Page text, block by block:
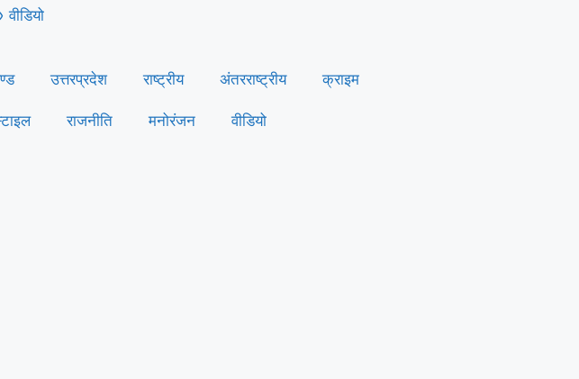
वीडियो
उत्तरप्रदेश राष्ट्रीय अंतरराष्ट्रीय क्राइम
राजनीति मनोरंजन वीडियो